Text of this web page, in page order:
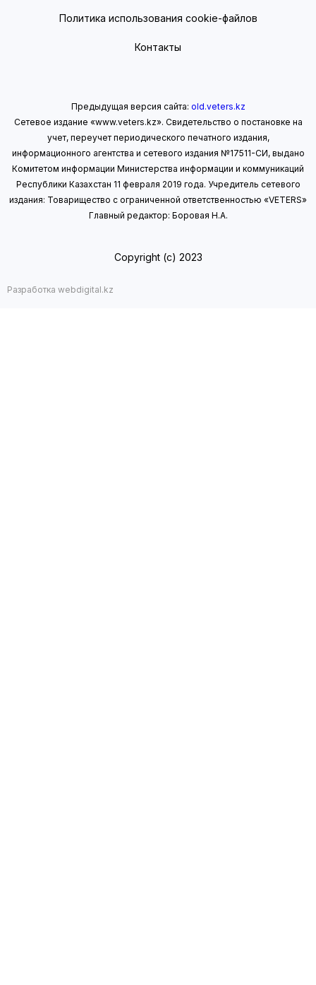
Политика использования cookie-файлов
Контакты
Предыдущая версия сайта: old.veters.kz
Сетевое издание «www.veters.kz». Свидетельство о постановке на
учет, переучет периодического печатного издания,
информационного агентства и сетевого издания №17511-СИ, выдано
Комитетом информации Министерства информации и коммуникаций
Республики Казахстан 11 февраля 2019 года. Учредитель сетевого
издания: Товарищество с ограниченной ответственностью «VETERS»
Главный редактор: Боровая Н.А.
Copyright (с) 2023
Разработка webdigital.kz